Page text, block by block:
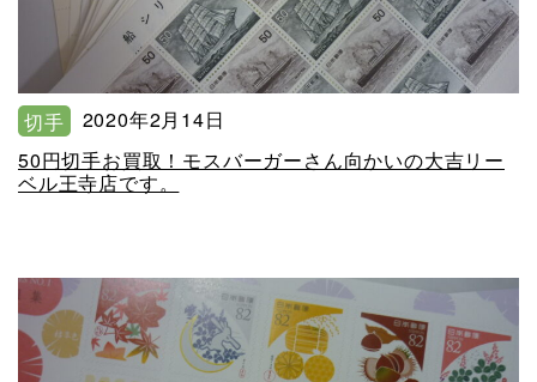
切手
2020年2月14日
50円切手お買取！モスバーガーさん向かいの大吉リー
ベル王寺店です。